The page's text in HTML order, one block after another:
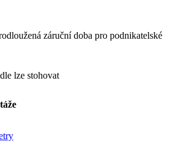
záruční doba pro podnikatelské
lze stohovat